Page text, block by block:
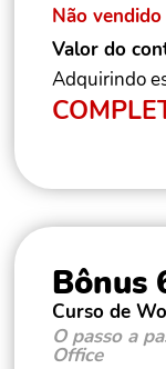
Não
Valor do
Adquirindo
Bônus
Curso de
O passo a
Office